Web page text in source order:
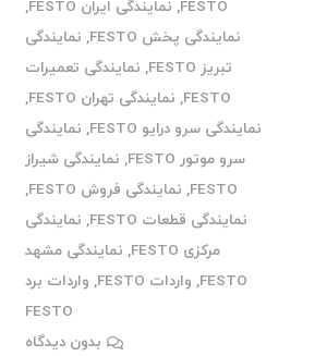
FESTO
, نمایندگی ایران FESTO
,
نمایندگی پخش FESTO
, نمایندگی
تبریز FESTO
, نمایندگی تعمیرات
FESTO
, نمایندگی تهران FESTO
,
نمایندگی سرو درایو FESTO
, نمایندگی
سرو موتور FESTO
, نمایندگی شیراز
FESTO
, نمایندگی فروش FESTO
,
نمایندگی قطعات FESTO
, نمایندگی
مرکزی FESTO
, نمایندگی مشهد
FESTO
, واردات FESTO , واردات برد
FESTO
بدون دیدگاه